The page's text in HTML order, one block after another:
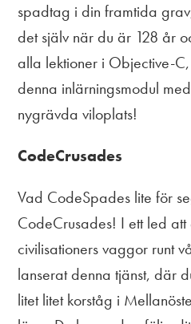
spadtag i din framtida
det själv när du är 128 år
alla lektioner i Objective-
denna inlärningsmodul
nygrävda viloplats!
CodeCrusades
Vad CodeSpades lite för
CodeCrusades! I ett led
civilisationers vaggor runt
lanserat denna tjänst, där
litet litet korståg i